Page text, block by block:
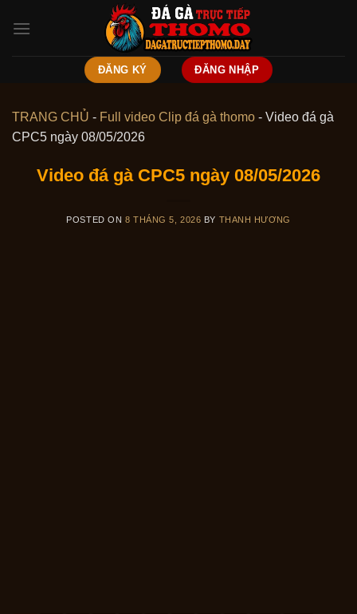
ĐĂNG KÝ ĐĂNG NHẬP
TRANG CHỦ - Full video Clip đá gà thomo - Video đá gà
CPC5 ngày 08/05/2026
Video đá gà CPC5 ngày 08/05/2026
POSTED ON 8 THÁNG 5, 2026 BY THANH HƯƠNG